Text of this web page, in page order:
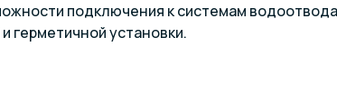
подключения к системам
герметичной установки.